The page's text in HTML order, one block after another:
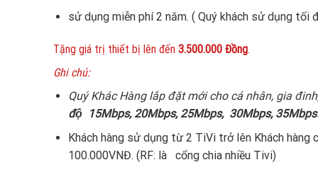
sử dụng miễn phí 2 năm. ( Quý khách sử dụng
Tặng giá trị thiết bị lên đến 3.500.000 Đồng.
Ghi chú:
Quý Khác Hàng lắp đặt mới cho cá nhân, gia
độ 15Mbps, 20Mbps, 25Mbps, 30Mbps,
Khách hàng sử dụng từ 2 TiVi trở lên Khách
100.000VNĐ. (RF: là cổng chia nhiều Tivi)